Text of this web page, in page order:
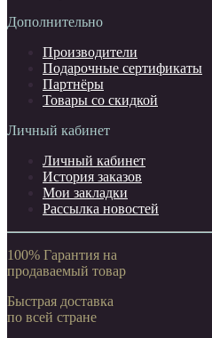
Дополнительно
Производители
Подарочные сертификаты
Партнёры
Товары со скидкой
Личный кабинет
Личный кабинет
История заказов
Мои закладки
Рассылка новостей
100% Гарантия на
продаваемый товар
Быстрая доставка
по всей стране